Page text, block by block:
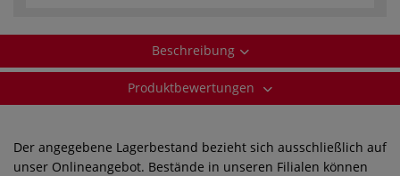
Beschreibung
Produktbewertungen
Der angegebene Lagerbestand bezieht sich ausschließlich auf
unser Onlineangebot. Bestände in unseren Filialen können